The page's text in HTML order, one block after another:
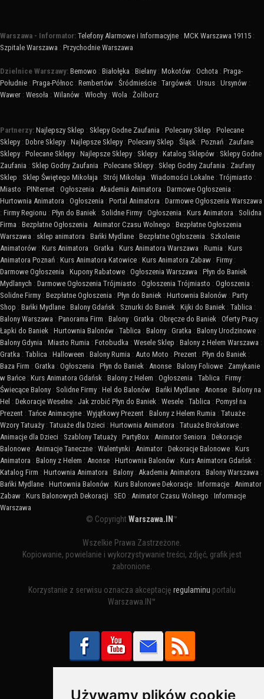
Używamy plików cookie
Warszawa - Informator: Telefony Alarmowe i Informacyjne : MCK Warszawa 19115 :
Szpitale Warszawa : Przychodnie Warszawa
Dzielnice Warszawy: Bemowo : Białołęka : Bielany : Mokotów : Ochota : Praga-
Południe : Praga-Północ : Rembertów : Śródmieście : Targówek : Ursus : Ursynów :
Wawer : Wesoła : Wilanów : Włochy : Wola : Żoliborz
Partnerzy: Najlepszy Sklep : Sklepy Godne Zaufania : Polecany Sklep : Polecane
Sklepy : Dobre Sklepy : Najlepsze Sklepy : Polecany Sklep : Śląsk : Poznań : Zaufane
Sklepy : Polecane Sklepy : Najlepsze Sklepy : Sklepy : Katalog Sklepów : Sklepy Godne
Zaufania : Sklep Godny Zaufania : Polecane Sklepy : Sklep Godny Zaufania : Zaufany
Sklep : Sklep Świętego Mikołaja : Strój Mikołaja : Wiadomości Lokalne : Trójmiasto :
Miasto : PINternet : Ogłoszenia : Akademia Animatora : Darmowe Ogłoszenia :
Hurtownia Animatora : Ogłoszenia : Portal Animatora : Darmowe Ogłoszenia Warszawa
: Firmy Regionu : Płyn do Baniek : Solidne Firmy : Ogłoszenia : Kurs Animatora : Solidna
Firma : Bezpłatne Ogłoszenia : Animator Czasu Wolnego : Bezpłatne Ogłoszenia
Warszawa : sklep animatora : Bańki Mydlane : Bezpłatne Ogłoszenia : Szkolenie
Animatorów : Kurs Animatora : Gratka : Kurs Animatora Warszawa : Rumia : Kurs
Animatora Poznań : Kurs Animatora Katowice : Kurs Animatora Zabaw : Firmy :
Darmowe Ogłoszenia : Kupony Rabatowe : Ogłoszenia Warszawa : Płyn do Baniek
Mydlanych : Darmowe Ogłoszenia Trójmiasto : Ogłoszenia Trójmiasto : Ogłoszenia :
Solidne Firmy : Bezpłatne Ogłoszenia : Płyn do Baniek : Hurtownia Balonów : Party
Shop : Bańki Mydlane : Balony Gdańsk : Sznurki do Baniek : Kijki do Baniek : Tablica :
Balony Warszawa : Panorama Firm : Balony : Gratka : Obręcze do Baniek : Oferty Pracy :
Łapki do Baniek : Hurtownia Balonów : Tablica : Balony : Gratka : Balony Urodzinowe :
Balony Gdynia : Miasto Rumia : Fotobudka : Wesele Sklep : Balony z Helem Warszawa :
Gratka : Tablica : Halloween : Balony Rumia : Auto Moto : Prezent : Płyn do Baniek :
Baza Firm : Gratka : Ogłoszenia : Płyn do Baniek : Anonse : Balony Foliowe : Zamykanie
w Bańce : Kurs Animatora Gdańsk : Balony z Helem : Ogłoszenia : Tablica : Firmy :
Świecące Balony : Solidne Firmy : Hel do Balonów : Bańki Mydlane : Anonse : Balony na
Hel : Dekoracje Weselne : Jak zrobić Płyn do Baniek : Wesele : Tablica : Pomysł na
Prezent : Tańce Animacyjne : Wyjątkowy Prezent : Balony z Helem Rumia : Tatuaże :
Wzory Tatuaży : Tatuaże dla Dzieci : Hurtownia Animatora : Tatuaże Brokatowe :
Animacje dla Dzieci : Szablony Tatuaży : PartyBox : Animator Seniora : Dekoracje
Balonowe : Animacje Taneczne : Walentynki : Animator : Dekoracje Balonowe : Kurs
Animatora : Balony z Helem : Anonse : Hurtownia Balonów : Kurs Animatora Gdańsk :
Katalog Firm : Hurtownia Animatora : Balony : Akademia Animatora : Balony Warszawa :
Bańki Mydlane : Hurtownia Balonów : Kurs Balonowe Dekoracje : Informacje : Animator
Zabaw : Kurs Balonowych Dekoracji : SEO : Animator Czasu Wolnego : Informacje
Warszawa
© CopyrightWarszawa.IN ™
Wszelkie Prawa Zastrzeżone.
Kopiowanie, powielanie i wykorzystywanie treści, zdjęć, grafik jest
zabronione.
Korzystanie z serwisu oznacza akceptację regulaminu portalu
Warszawa.IN™